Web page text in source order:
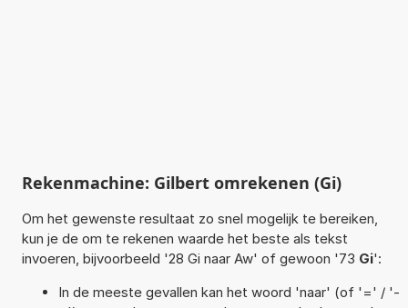
Rekenmachine: Gilbert omrekenen (Gi)
Om het gewenste resultaat zo snel mogelijk te bereiken,
kun je de om te rekenen waarde het beste als tekst
invoeren, bijvoorbeeld '28 Gi naar Aw' of gewoon '73 Gi':
In de meeste gevallen kan het woord 'naar' (of '=' / '-